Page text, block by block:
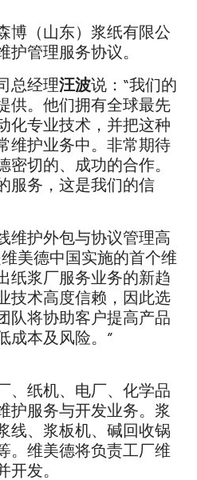
博（山东）浆纸有限公
护管理服务协议。
总经理汪波说：“我们的
供。他们拥有全球最先
化专业技术，并把这种
维护业务中。非常期待
切的、成功的合作。
服务，这是我们的信
维护外包与协议管理高
美德中国实施的首个维
纸浆厂服务业务的新趋
技术高度信赖，因此选
队将协助客户提高产品
成本及风险。”
、纸机、电厂、化学品
护服务与开发业务。浆
线、浆板机、碱回收锅
。维美德将负责工厂维
开发。